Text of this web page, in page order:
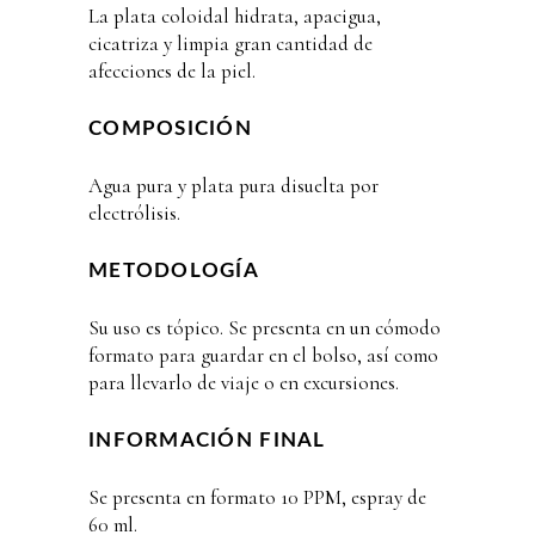
La plata coloidal hidrata, apacigua,
cicatriza y limpia gran cantidad de
afecciones de la piel.
COMPOSICIÓN
Agua pura y plata pura disuelta por
electrólisis.
METODOLOGÍA
Su uso es tópico. Se presenta en un cómodo
formato para guardar en el bolso, así como
para llevarlo de viaje o en excursiones.
INFORMACIÓN FINAL
Se presenta en formato 10 PPM, espray de
60 ml.